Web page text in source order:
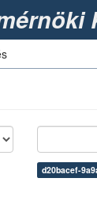
d20bacef-